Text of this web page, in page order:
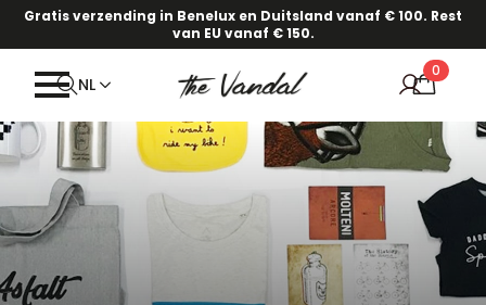
Gratis verzending in Benelux en Duitsland vanaf € 100. Rest
van EU vanaf € 150.
NL
0